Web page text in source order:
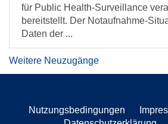
für Public Health-Surveillance
bereitstellt. Der Notaufnahme-
Daten der ...
Weitere Neuzugänge
Nutzungsbedingungen